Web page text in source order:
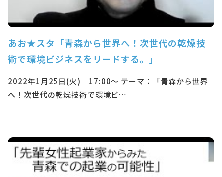
あお★スタ「青森から世界へ！次世代の乾燥技
術で環境ビジネスをリードする。」
2022年1月25日(火) 17:00～ テーマ：「青森から世界
へ！次世代の乾燥技術で環境ビ…